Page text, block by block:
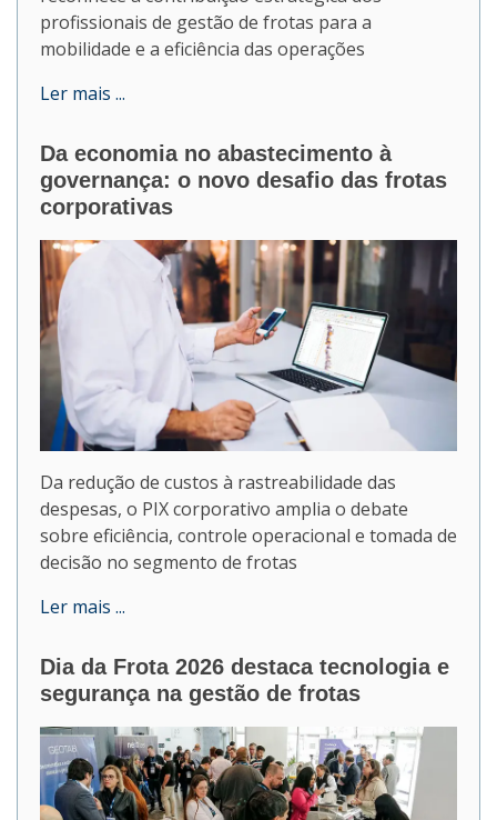
profissionais de gestão de frotas para a
mobilidade e a eficiência das operações
Ler mais ...
Da economia no abastecimento à
governança: o novo desafio das frotas
corporativas
Da redução de custos à rastreabilidade das
despesas, o PIX corporativo amplia o debate
sobre eficiência, controle operacional e tomada de
decisão no segmento de frotas
Ler mais ...
Dia da Frota 2026 destaca tecnologia e
segurança na gestão de frotas